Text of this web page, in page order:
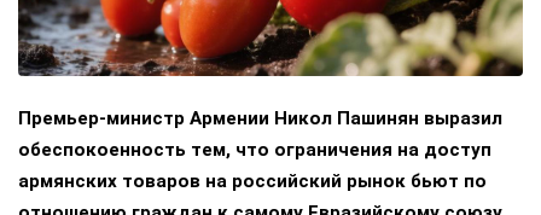
Премьер-министр Армении Никол Пашинян выразил
обеспокоенность тем, что ограничения на доступ
армянских товаров на российский рынок бьют по